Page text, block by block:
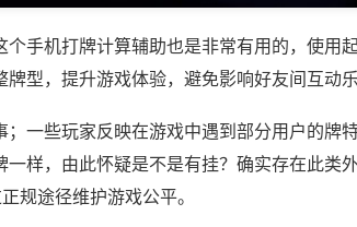
个手机打牌计算辅助也是非常有用的，使用
型，提升游戏体验，避免影响好友间互动乐
一些玩家反映在游戏中遇到部分用户的牌
一样，由此怀疑是不是有挂？确实存在此类
规途径维护游戏公平。